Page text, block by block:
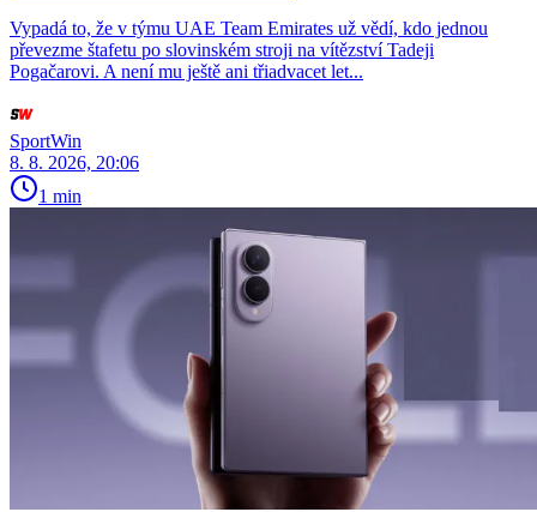
Vypadá to, že v týmu UAE Team Emirates už vědí, kdo jednou
převezme štafetu po slovinském stroji na vítězství Tadeji
Pogačarovi. A není mu ještě ani třiadvacet let...
SportWin
8. 8. 2026, 20:06
1 min